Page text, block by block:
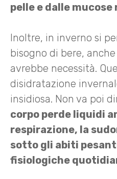
pelle e dalle
Inoltre, in inverno si
bisogno di bere,
avrebbe necessità.
disidratazione
insidiosa. Non va poi
corpo perde liquidi
respirazione, la
sotto gli abiti
fisiologiche